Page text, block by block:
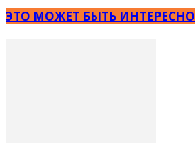
ЭТО МОЖЕТ БЫТЬ ИНТЕРЕСНО